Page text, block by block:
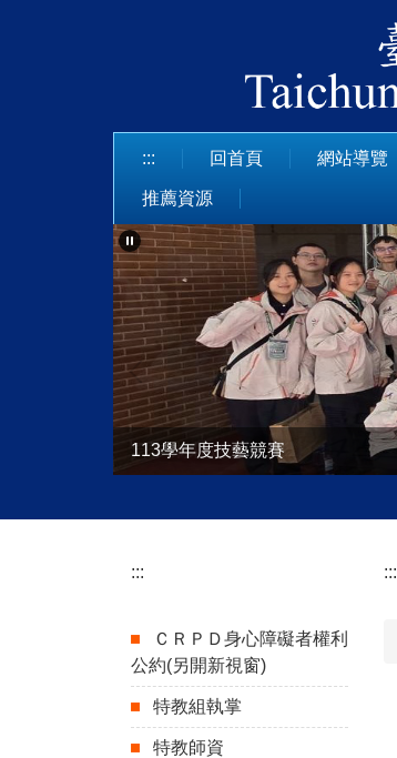
::: 回首頁 網站導覽
推薦資源
113學年度技藝競賽
:::
ＣＲＰＤ身心障礙者權利
公約(另開新視窗)
特教組執掌
特教師資
:::